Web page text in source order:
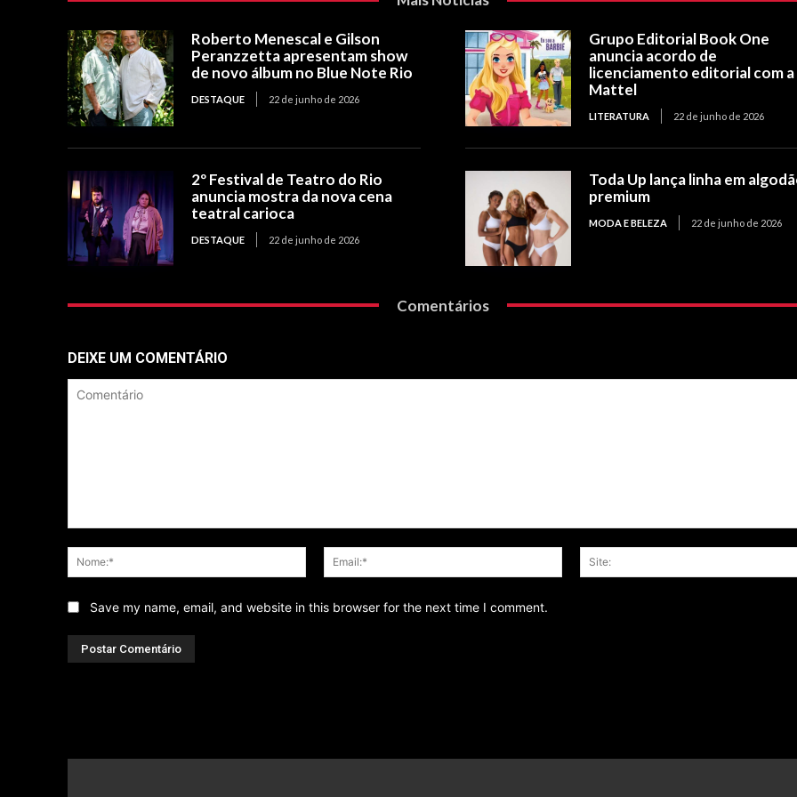
Roberto Menescal e Gilson
Peranzzetta apresentam show
de novo álbum no Blue Note Rio
DESTAQUE 22 de junho de 2026
Grupo Editorial Book One
anuncia acordo de
licenciamento editorial com a
Mattel
LITERATURA 22 de junho de 2026
2º Festival de Teatro do Rio
anuncia mostra da nova cena
teatral carioca
DESTAQUE 22 de junho de 2026
Toda Up lança linha em
premium
MODA E BELEZA 22 de junho de 2026
Comentários
DEIXE UM COMENTÁRIO
Nome:*
Email:*
Save my name, email, and website in this browser for the next time I comment.